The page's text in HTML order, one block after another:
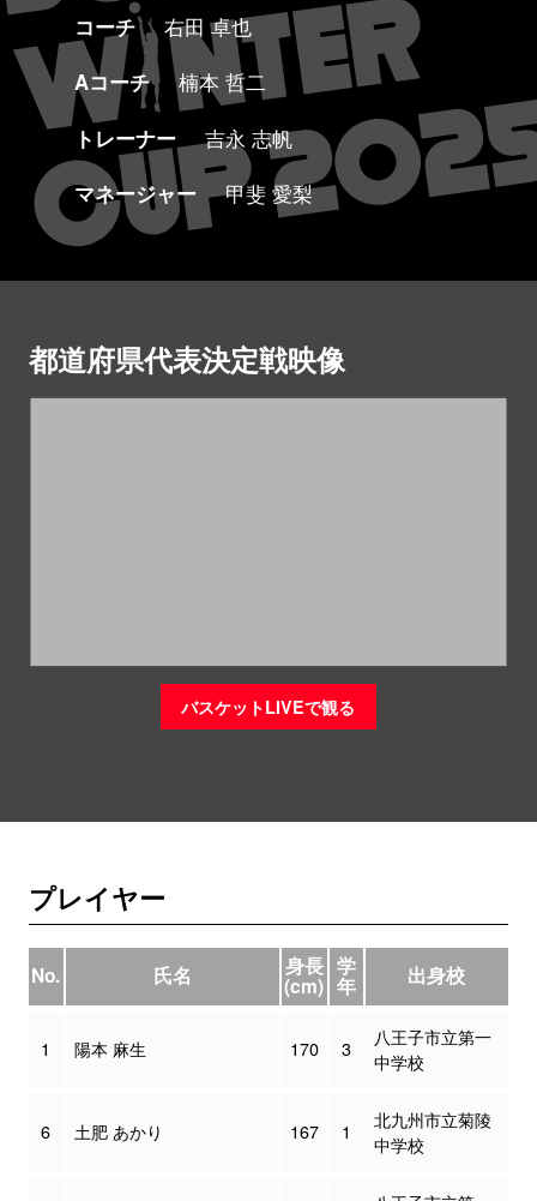
コーチ
右田 卓也
Aコーチ
楠本 哲二
トレーナー
吉永 志帆
マネージャー
甲斐 愛梨
都道府県代表決定戦映像
バスケットLIVEで観る
プレイヤー
No. 氏名 身長
(cm)
学
年 出身校
1 陽本 麻生 170 3
八王子市立第一
中学校
6 土肥 あかり 167 1
北九州市立菊陵
中学校